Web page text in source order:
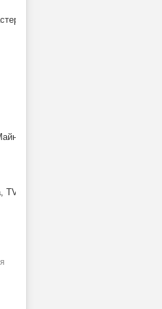
защиты
ПЕ
TV, Reels